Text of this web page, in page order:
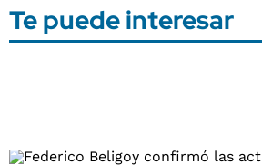
Te puede interesar